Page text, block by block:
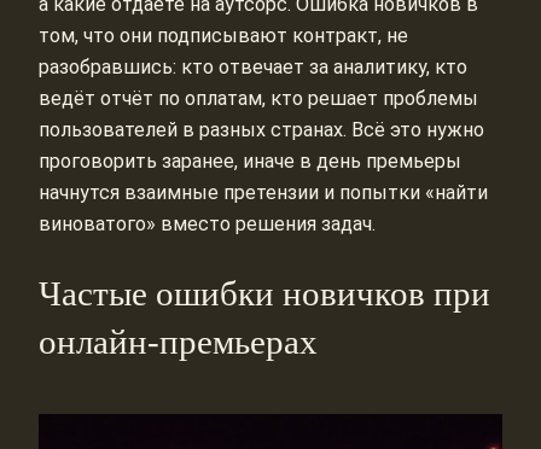
том, что они подписывают контракт, не
разобравшись: кто отвечает за аналитику, кто
ведёт отчёт по оплатам, кто решает проблемы
пользователей в разных странах. Всё это нужно
проговорить заранее, иначе в день премьеры
начнутся взаимные претензии и попытки «найти
виноватого» вместо решения задач.
Частые ошибки новичков при
онлайн‑премьерах